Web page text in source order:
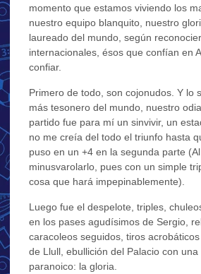
momento que estamos viviendo los
nuestro equipo blanquito, nuestro
laureado del mundo, según
internacionales, ésos que confían en
confiar.
Primero de todo, son cojonudos. Y lo
más tesonero del mundo, nuestro
partido fue para mí un sinvivir, un
no me creía del todo el triunfo hasta
puso en un +4 en la segunda parte
minusvarolarlo, pues con un simple
cosa que hará impepinablemente).
Luego fue el despelote, triples,
en los pases agudísimos de Sergio,
caracoleos seguidos, tiros
de Llull, ebullición del Palacio con
paranoico: la gloria.